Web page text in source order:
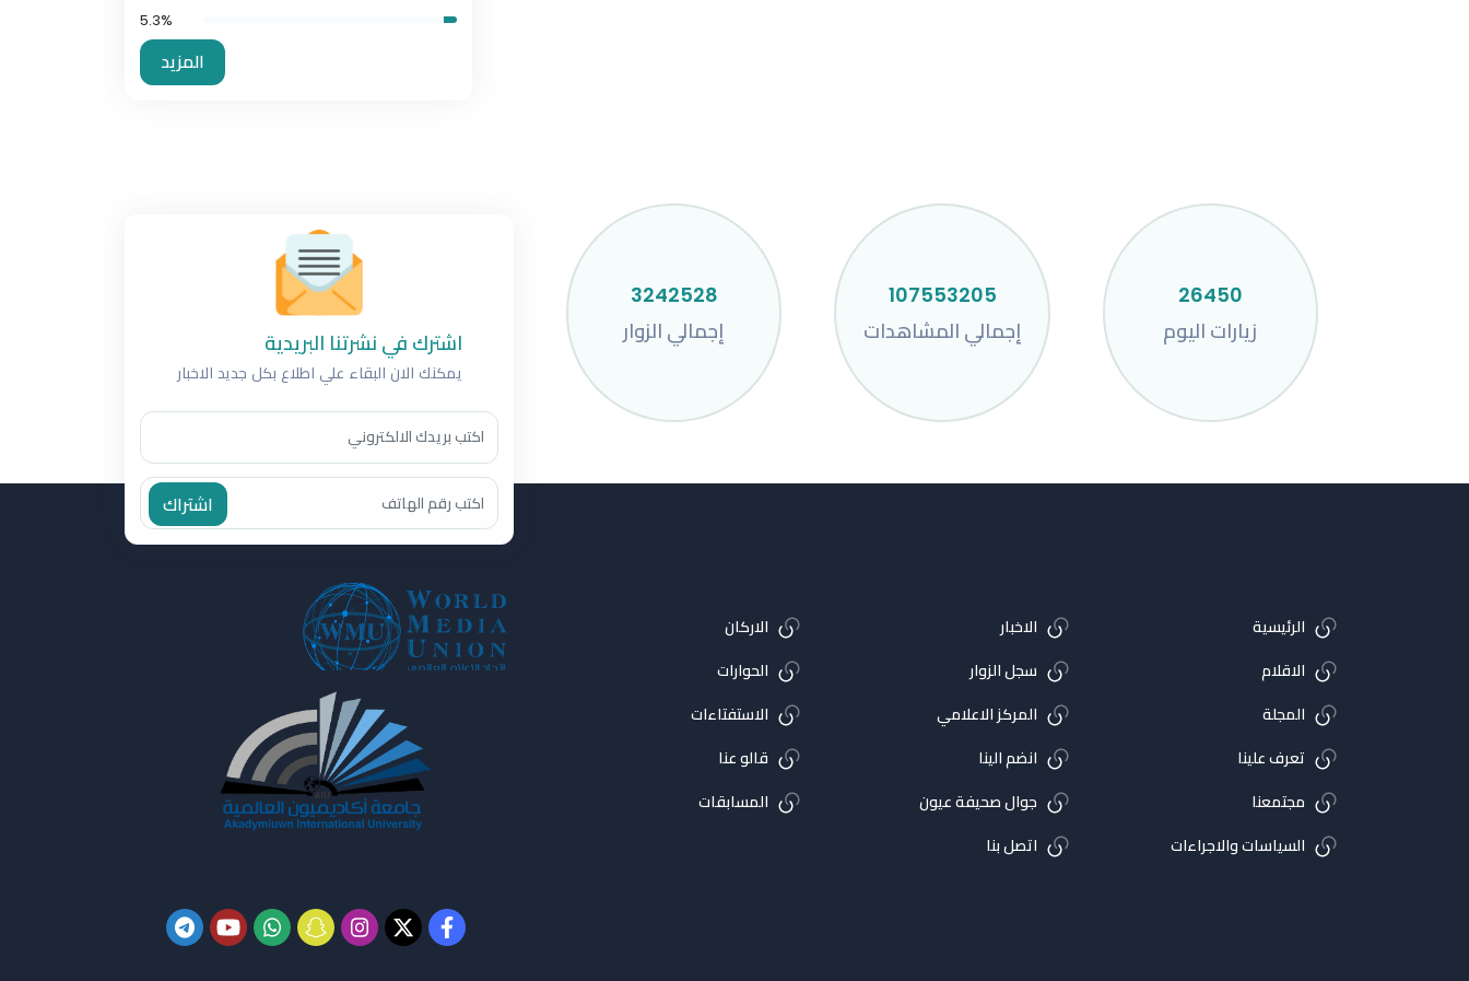
5.3%
المزيد
26450
زيارات اليوم
107553205
إجمالي المشاهدات
3242528
إجمالي الزوار
اشترك في نشرتنا البريدية
يمكنك الان البقاء علي اطلاع بكل جديد الاخبار
اشتراك
الرئيسية الاخبار
الاركان
الاقلام
سجل الزوار
الحوارات
المجلة
المركز الاعلامي
الاستفتاءات
تعرف علينا
انضم الينا
قالو عنا
مجتمعنا
جوال صحيفة عيون
المسابقات
السياسات والاجراءات
اتصل بنا